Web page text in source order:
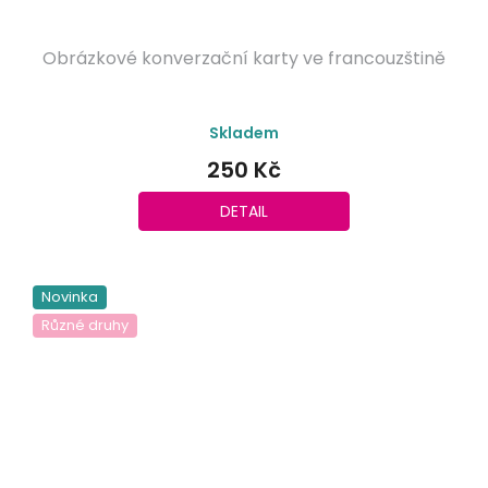
Obrázkové konverzační karty ve francouzštině
hodnocení
produktu
je
5,0
z
Skladem
250 Kč
DETAIL
Novinka
Různé druhy